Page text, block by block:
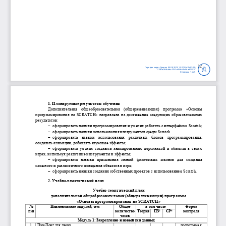
12
Передан через Диадок 05.09.2025 15:27 GMT+03:00;
172d7ea4-8dde-4792-a29b-60c96ad75575
Страница 1 из 5
1. Планируемые результаты обучения
Дополнительная
общеобразовательная (общеразвивающая) программа
«Основы
программирования на SCRATCH» направлена на достижение следующих образовательных
результатов:
− сформировать навыки программирования и умения работать с интерфейсом Scratch;
− сформировать навыки использования инструментов среды Scratch
− сформировать навыки использования различных блоков
программирования,
создавать анимации, добавлять звуковые эффекты;
− сформировать умения создавать анимированных персонажей и объекты в своих
играх, используя различные инструменты и эффекты;
− сформировать навыки применения знаний физических законов для
создания
сложного и реалистичного поведения объектов в игре;
− сформировать навыки создания собственных проектов с использованием Scratch.
2. Учебно-тематический план
Учебно-тематический план
дополнительной общеобразовательной (общеразвивающей) программы
«Основы программирования на SCRATCH»
No
п\п
Наименование модулей, тем
Общее
количество
часов
в том числе
Форма
контроля
Теория ПЗ5 СР6
Модуль 1: Закрепление и новый тип данных